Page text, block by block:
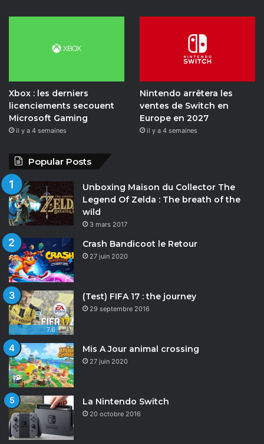
Xbox : les derniers
licenciements secouent
Microsoft Gaming
il y a 4 semaines
Nintendo arrêtera les
ventes de Switch en
Europe en 2027
il y a 4 semaines
Popular Posts
Unboxing Maison du Collector The
Legend Of Zelda : The breath of the
wild
3 mars 2017
Crash Bandicoot le Retour
27 juin 2020
7.6
(Test) FIFA 17 : the journey
29 septembre 2016
Mis A Jour animal crossing
27 juin 2020
La Nintendo Switch
20 octobre 2016